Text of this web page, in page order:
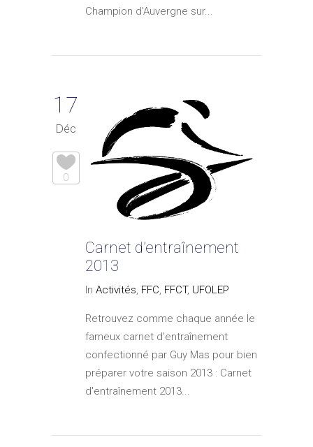
Champion d'Auvergne sur...
17
Déc
0
Carnet d’entraînement
2013
In Activités, FFC, FFCT, UFOLEP
Retrouvez comme chaque année le
fameux carnet d'entraînement
confectionné par Guy Mas pour bien
préparer votre saison 2013 : Carnet
d'entraînement 2013...